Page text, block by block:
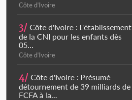
Côte d'Ivoire
3/ Côte d'Ivoire : L'établissement
de la CNI pour les enfants dès
05...
Côte d'Ivoire
4/ Côte d'Ivoire : Présumé
détournement de 39 milliards de
FCFA à la...